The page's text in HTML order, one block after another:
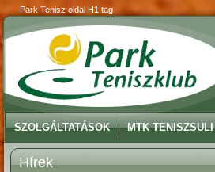
Park Tenisz oldal H1 tag
SZOLGÁLTATÁSOK MTK TENISZSULI
Hírek